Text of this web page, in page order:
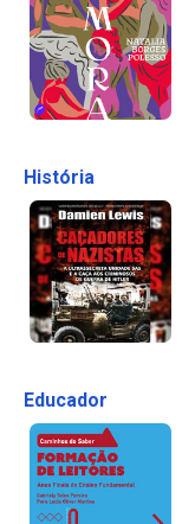
História
Educador